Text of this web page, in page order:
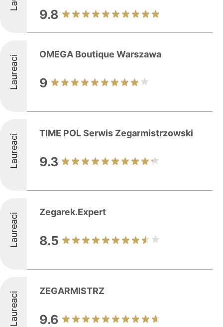
9.8
Laureaci OMEGA Boutique Warszawa
9
Laureaci TIME POL Serwis Zegarmistrzowski
9.3
Laureaci Zegarek.Expert
8.5
Laureaci ZEGARMISTRZ
9.6